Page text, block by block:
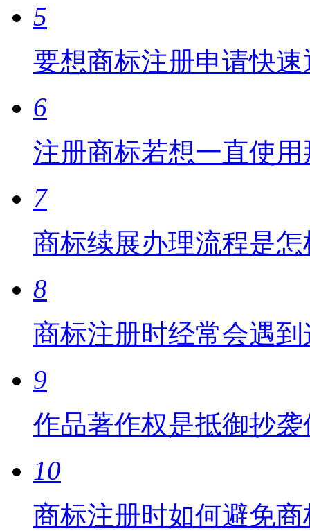
5
要想商标注册申请快
6
注册商标若想一直使
7
商标续展办理流程是怎
8
商标注册时经常会遇
9
作品著作权是抵御抄
10
商标注册时如何避免